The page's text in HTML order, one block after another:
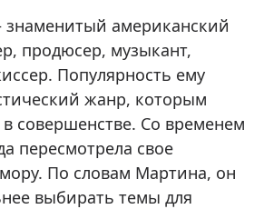
американский
продюсер, музыкант,
Популярность ему
жанр, которым
в совершенстве. Со временем
пересмотрела свое
По словам Мартина, он
выбирать темы для